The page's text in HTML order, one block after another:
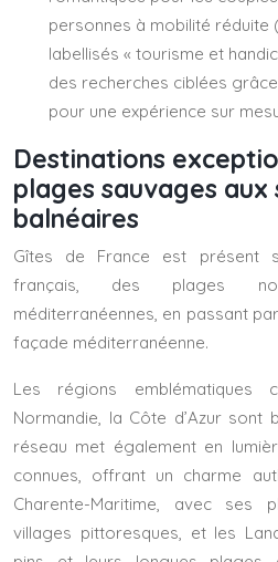
personnes à mobilité réduite
labellisés « tourisme et
des recherches ciblées
pour une expérience sur
Destinations
plages sauvages
balnéaires
Gîtes de France est présent
français, des plages
méditerranéennes, en passant
façade méditerranéenne.
Les régions emblématiques
Normandie, la Côte d’Azur sont
réseau met également en
connues, offrant un charme
Charente-Maritime, avec ses
villages pittoresques, et les